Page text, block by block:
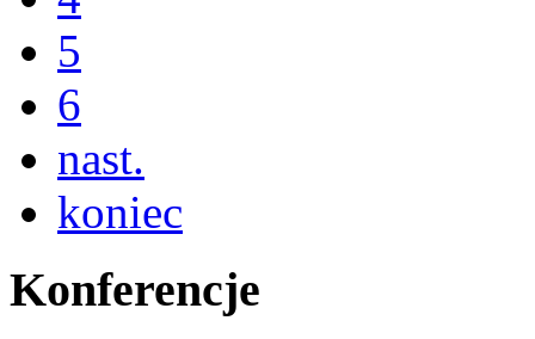
5
6
nast.
koniec
Konferencje